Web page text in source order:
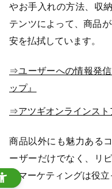
やお手入れの方法、収
テンツによって、商品
安を払拭しています。
⇒ユーザーへの情報発
ップ』
⇒アツギオンラインスト
商品以外にも魅力ある
ーザーだけでなく、リ
ツマーケティングは役立